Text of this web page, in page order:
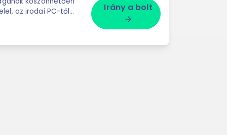
az irodai PC-től
Irány a bolt
arrow_forward